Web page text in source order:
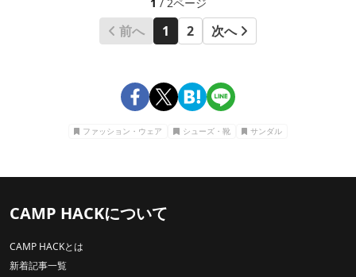
前へ 1 2 次へ
ファッション・ウェア シューズ・靴 サンダル
CAMP HACKについて
CAMP HACKとは
新着記事一覧